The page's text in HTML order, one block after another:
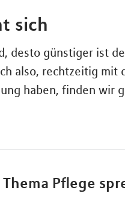
sich
desto günstiger ist
also, rechtzeitig mit
haben, finden wir
Pflege